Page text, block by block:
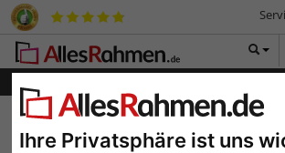
Ihre Privatsphäre ist uns
Bilderrahmen-Shop Rahmengrößen
Filterergebnis